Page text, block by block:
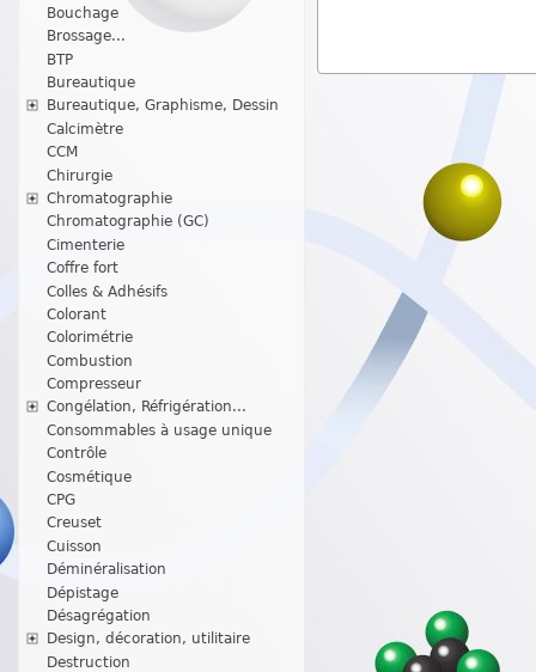
Bouchage
Brossage...
BTP
Bureautique
Bureautique, Graphisme, Dessin
Calcimètre
CCM
Chirurgie
Chromatographie
Chromatographie (GC)
Cimenterie
Coffre fort
Colles & Adhésifs
Colorant
Colorimétrie
Combustion
Compresseur
Congélation, Réfrigération...
Consommables à usage unique
Contrôle
Cosmétique
CPG
Creuset
Cuisson
Déminéralisation
Dépistage
Désagrégation
Design, décoration, utilitaire
Destruction